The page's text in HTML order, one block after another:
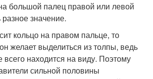
большой палец правой или левой
значение.
кольцо на правом пальце, то
желает выделиться из толпы, ведь
всего находится на виду. Поэтому
сильной половины